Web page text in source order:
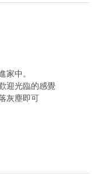
中。
迎光臨的感覺
灰塵即可